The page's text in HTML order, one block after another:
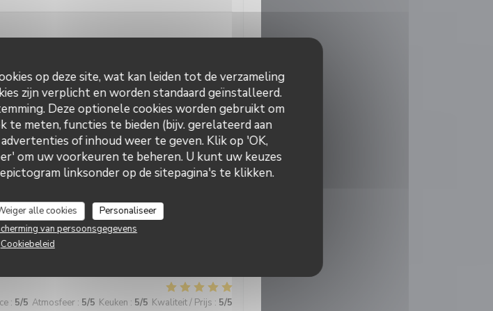
op deze site, wat kan leiden tot de verzameling
zijn verplicht en worden standaard geïnstalleerd.
Deze optionele cookies worden gebruikt om
meten, functies te bieden (bijv. gerelateerd aan
of inhoud weer te geven. Klik op 'OK,
om uw voorkeuren te beheren. U kunt uw keuzes
linksonder op de sitepagina's te klikken.
alle cookies
Personaliseer
van persoonsgegevens
Cookiebeleid
:5 /5 Atmosfeer:5/5 Keuken:5/5 Kwaliteit / Prijs:5/5
venons sur Vannes, nous venons
très bien, nous ne sommes jamais déçus.
:5/5 Atmosfeer:5 /5 Keuken:5/5 Kwaliteit / Prijs
plats, attention du service, rapport qualité prix..
: 5/5 Atmosfeer : 5/5 Keuken : 5/5 Kwaliteit / Prijs : 5/5
P'tite Souris Vannes